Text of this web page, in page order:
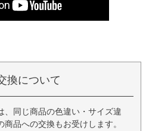
換について
、同じ商品の色違い・サイズ違
品への交換もお受けします。